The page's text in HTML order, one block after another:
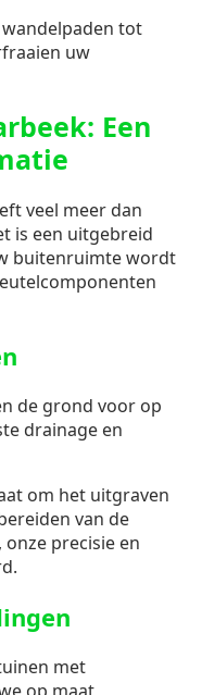
tot
uw
Een
veel meer dan
is een uitgebreid
buitenruimte wordt
de grond voor op
drainage en
om het uitgraven
van de
precisie en
met